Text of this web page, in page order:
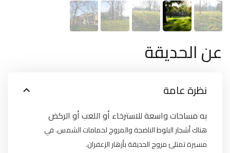
عن الحديقة
نظرة عامة
به مساحات واسعة للاسترخاء أو اللعب أو الركض
هناك أشجار البلوط الناضجة والمروج لحمامات الشمس. في
مسيرة تمتلئ مروج الحديقة بأزهار الزعفران.